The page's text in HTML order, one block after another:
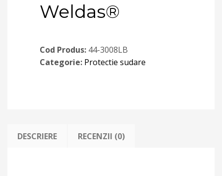
Weldas®
Cod Produs: 44-3008LB
Categorie: Protectie sudare
DESCRIERE RECENZII (0)